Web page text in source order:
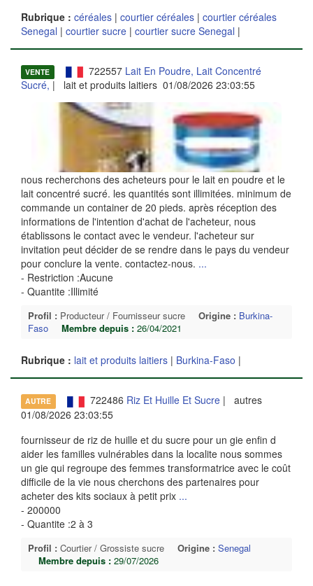
Rubrique : céréales | courtier céréales | courtier céréales
Senegal | courtier sucre | courtier sucre Senegal |
VENTE 722557 Lait En Poudre, Lait Concentré
Sucré, | lait et produits laitiers 01/08/2026 23:03:55
nous recherchons des acheteurs pour le lait en poudre et le
lait concentré sucré. les quantités sont illimitées. minimum de
commande un container de 20 pieds. après réception des
informations de l'intention d'achat de l'acheteur, nous
établissons le contact avec le vendeur. l'acheteur sur
invitation peut décider de se rendre dans le pays du vendeur
pour conclure la vente. contactez-nous. ...
- Restriction :Aucune
- Quantite :Illimité
Profil : Producteur / Fournisseur sucre Origine : Burkina-
Faso
Membre depuis : 26/04/2021
Rubrique : lait et produits laitiers | Burkina-Faso |
AUTRE 722486 Riz Et Huille Et Sucre| autres
01/08/2026 23:03:55
fournisseur de riz de huille et du sucre pour un gie enfin d
aider les familles vulnérables dans la localite nous sommes
un gie qui regroupe des femmes transformatrice avec le coût
difficile de la vie nous cherchons des partenaires pour
acheter des kits sociaux à petit prix ...
- 200000
- Quantite :2 à 3
Profil : Courtier / Grossiste sucre Origine : Senegal
Membre depuis : 29/07/2026